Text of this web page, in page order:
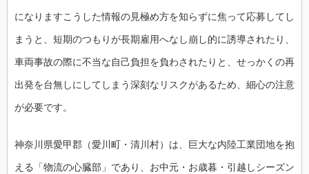
になりますこうした情報の見極め方を知らずに焦って応募してし
まうと、短期のつもりが長期雇用へなし崩し的に誘導されたり、
車両事故の際に不当な自己負担を負わされたりと、せっかくの再
出発を台無しにしてしまう深刻なリスクがあるため、細心の注意
が必要です。
神奈川県愛甲郡（愛川町・清川村）は、巨大な内陸工業団地を抱
える「物流の心臓部」であり、お中元・お歳暮・引越しシーズン